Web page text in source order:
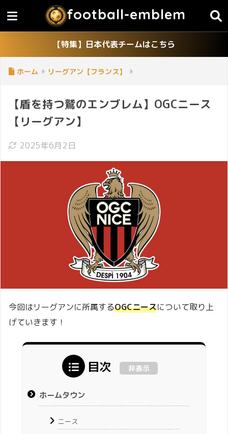
football-emblem
【特集】日本代表チームはこちら
ホーム リーグアン【フランス】
【盾を持つ鷲のエンブレム】OGCニース
【リーグアン】
2025年6月2日
今回はリーグアンに所属するOGCニースについて取り上
げていきます！
目次 非表示
ホームタウン
ニース